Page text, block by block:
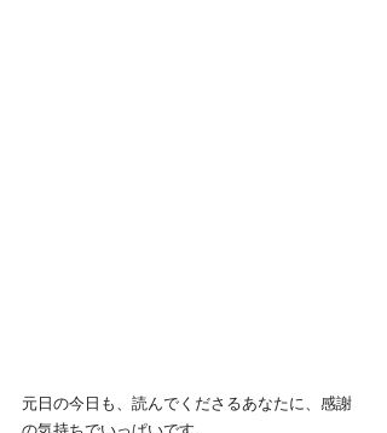
元日の今日も、読んでくださるあなたに、感謝
の気持ちでいっぱいです。